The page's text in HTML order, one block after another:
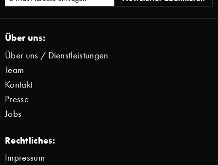
Über uns:
Über uns / Dienstleistungen
Team
Kontakt
Presse
Jobs
Rechtliches:
Impressum